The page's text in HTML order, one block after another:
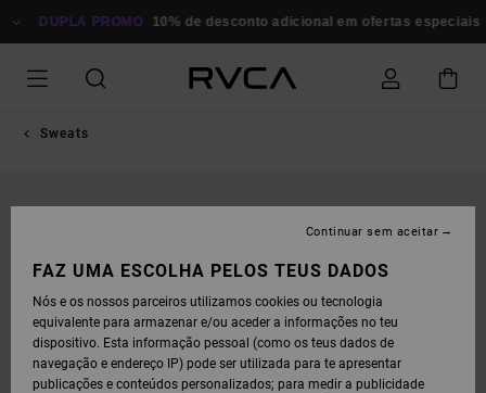
PARA DUPLA PROMO 10% de desconto adicional em ofertas especiais
Sweats
FAZ UMA ESCOLHA PELOS TEUS DADOS
Nós e os nossos parceiros utilizamos cookies ou tecnologia
equivalente para armazenar e/ou aceder a informações no teu
dispositivo. Esta informação pessoal (como os teus dados de
navegação e endereço IP) pode ser utilizada para te apresentar
publicações e conteúdos personalizados; para medir a publicidade
Continuar sem aceitar